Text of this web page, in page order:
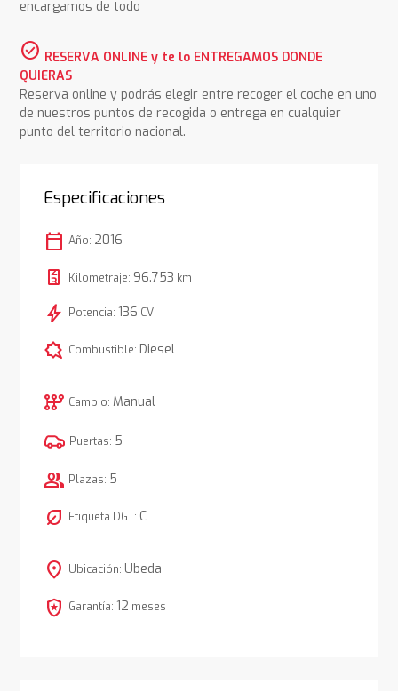
encargamos de todo
check_circle RESERVA ONLINE y te lo ENTREGAMOS DONDE
QUIERAS
Reserva online y podrás elegir entre recoger el coche en uno
de nuestros puntos de recogida o entrega en cualquier
punto del territorio nacional.
Especificaciones
calendar_today Año: 2016
Kilometraje: 96.753 km
bolt Potencia: 136 CV
comic_bubble Combustible: Diesel
auto_transmission Cambio: Manual
Puertas: 5
group Plazas: 5
nest_eco_leaf Etiqueta DGT: C
location_on Ubicación: Ubeda
local_police Garantía: 12 meses